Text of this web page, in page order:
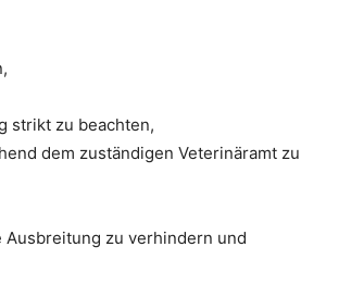
strikt zu beachten,
dem zuständigen Veterinäramt zu
zu verhindern und